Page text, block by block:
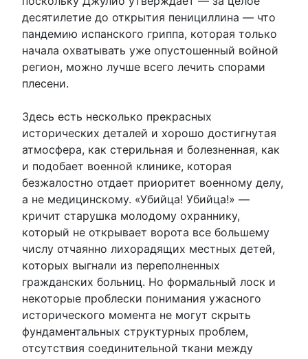
десятилетие до открытия пенициллина — что
пандемию испанского гриппа, которая только
начала охватывать уже опустошенный войной
регион, можно лучше всего лечить спорами
плесени.
Здесь есть несколько прекрасных
исторических деталей и хорошо достигнутая
атмосфера, как стерильная и болезненная, как
и подобает военной клинике, которая
безжалостно отдает приоритет военному делу,
а не медицинскому. «Убийца! Убийца!» —
кричит старушка молодому охраннику,
который не открывает ворота все большему
числу отчаянно лихорадящих местных детей,
которых выгнали из переполненных
гражданских больниц. Но формальный лоск и
некоторые проблески понимания ужасного
исторического момента не могут скрыть
фундаментальных структурных проблем,
отсутствия соединительной ткани между